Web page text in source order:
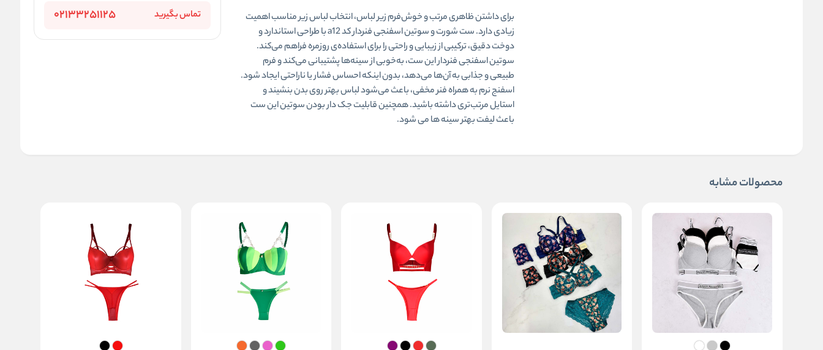
برای داشتن ظاهری مرتب و خوش‌فرم زیر لباس، انتخاب لباس زیر مناسب اهمیت
زیادی دارد. ست شورت و سوتین اسفنجی فنردار کد a12 با طراحی استاندارد و
دوخت دقیق، ترکیبی از زیبایی و راحتی را برای استفاده‌ی روزمره فراهم می‌کند.
سوتین اسفنجی فنردار این ست، به‌خوبی از سینه‌ها پشتیبانی می‌کند و فرم
طبیعی و جذابی به آن‌ها می‌دهد، بدون اینکه احساس فشار یا ناراحتی ایجاد شود.
اسفنج نرم به همراه فنر مخفی، باعث می‌شود لباس بهتر روی بدن بنشیند و
استایل مرتب‌تری داشته باشید. همچنین قابلیت جک دار بودن سوتین این ست
باعث لیفت بهتر سینه ها می شود.
تماس بگیرید 02133251125
محصولات مشابه